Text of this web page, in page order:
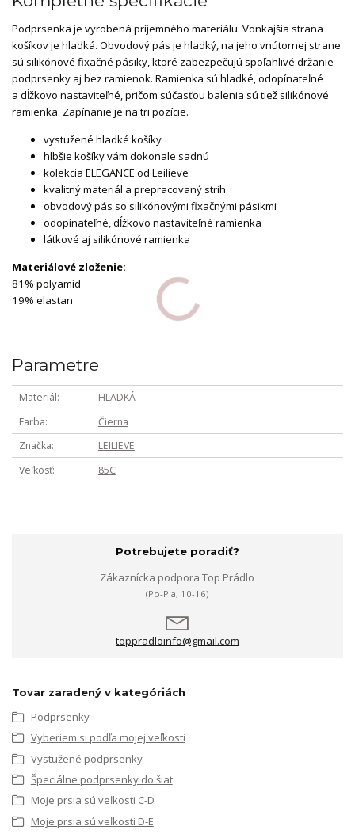
Podprsenka je vyrobená príjemného materiálu. Vonkajšia strana
košíkov je hladká. Obvodový pás je hladký, na jeho vnútornej strane
sú silikónové fixačné pásiky, ktoré zabezpečujú spoľahlivé držanie
podprsenky aj bez ramienok. Ramienka sú hladké, odopínateľné
a dĺžkovo nastaviteľné, pričom súčasťou balenia sú tiež silikónové
ramienka. Zapínanie je na tri pozície.
vystužené hladké košíky
hlbšie košíky vám dokonale sadnú
kolekcia ELEGANCE od Leilieve
kvalitný materiál a prepracovaný strih
obvodový pás so silikónovými fixačnými pásikmi
odopínateľné, dĺžkovo nastaviteľné ramienka
látkové aj silikónové ramienka
Materiálové zloženie:
81% polyamid
19% elastan
Parametre
Materiál
HLADKÁ
Farba
Čierna
Značka
LEILIEVE
Veľkosť
85C
Potrebujete poradiť?
Zákaznícka podpora Top Prádlo
(Po-Pia, 10-16)
toppradloinfo@gmail.com
Tovar zaradený v kategóriách
Podprsenky
Vyberiem si podľa mojej veľkosti
Vystužené podprsenky
Špeciálne podprsenky do šiat
Moje prsia sú veľkosti C-D
Moje prsia sú veľkosti D-E